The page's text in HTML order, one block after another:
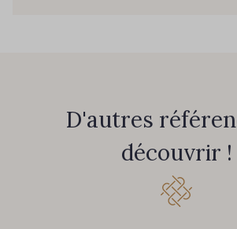
D'autres
découvrir !